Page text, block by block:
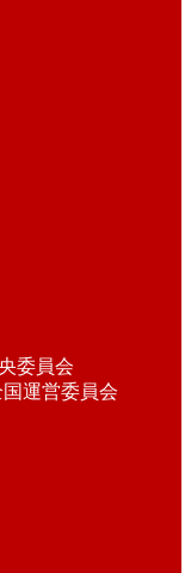
委員会
運営委員会